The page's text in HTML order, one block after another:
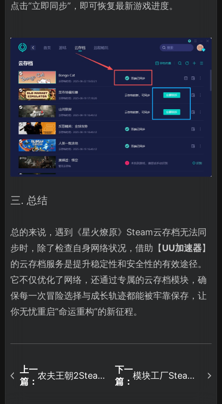
点击“立即同步”，即可恢复最新游戏进度。
三. 总结
总的来说，遇到《星火燎原》Steam云存档无法同
步时，除了检查自身网络状况，借助【UU加速器】
的云存档服务是提升稳定性和安全性的有效途径。
它不仅优化了网络，还通过专属的云存档模块，确
保每一次冒险选择与成长轨迹都能被牢靠保存，让
你无忧重启“命运重构”的新征程。
上一
篇：
农夫王朝2Steam
下一
篇：
模块工厂Steam